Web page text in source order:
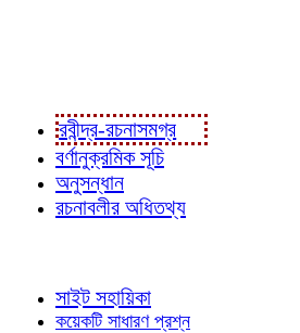
রবীন্দ্র-রচনাসমগ্র
বর্ণানুক্রমিক সূচি
অনুসন্ধান
রচনাবলীর অধিতথ্য
সাইট সহায়িকা
কয়েকটি সাধারণ প্রশ্ন